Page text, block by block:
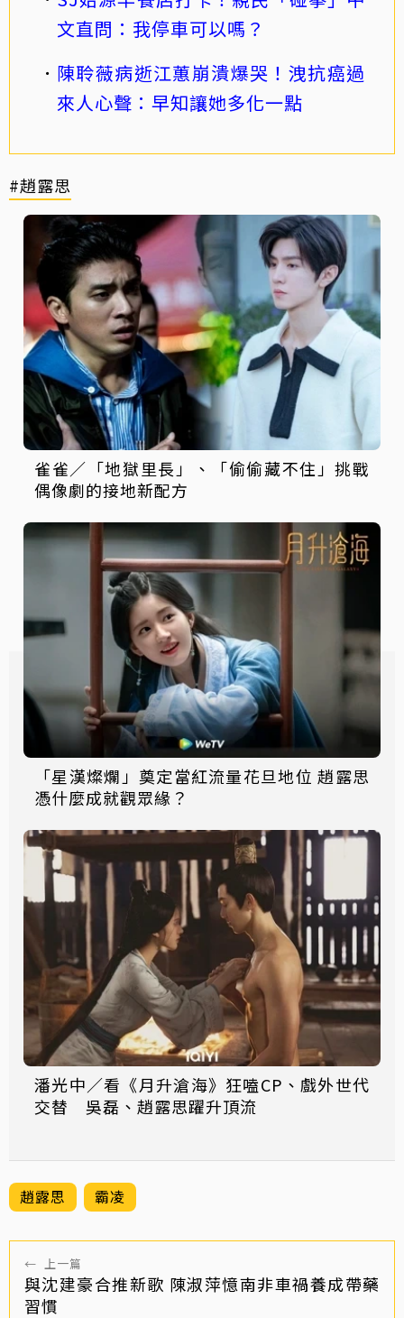
文直問：我停車可以嗎？
陳聆薇病逝江蕙崩潰爆哭！洩抗癌過
來人心聲：早知讓她多化一點
#趙露思
雀雀／「地獄里長」、「偷偷藏不住」挑戰
偶像劇的接地新配方
「星漢燦爛」奠定當紅流量花旦地位 趙露思
憑什麼成就觀眾緣？
潘光中／看《月升滄海》狂嗑CP、戲外世代
交替 吳磊、趙露思躍升頂流
趙露思 霸凌
← 上一篇
與沈建豪合推新歌 陳淑萍憶南非車禍養成帶藥
習慣